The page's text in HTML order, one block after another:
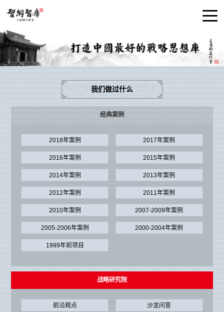
我们做过什么
经典案例
2018年案例 2017年案例
2016年案例 2015年案例
2014年案例 2013年案例
2012年案例 2011年案例
2010年案例 2007-2009年案例
2005-2006年案例 2000-2004年案例
1999年前项目
战略研究院
前沿观点 沙龙问答